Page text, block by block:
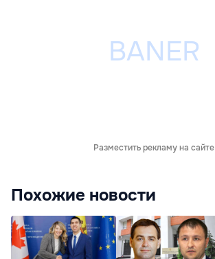
Разместить рекламу на сайте
Похожие новости